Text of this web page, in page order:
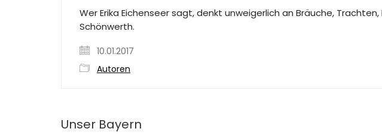
Wer Erika Eichenseer sagt, denkt unweigerlich an Bräuche,
Schönwerth.
10.01.2017
Autoren
Unser Bayern